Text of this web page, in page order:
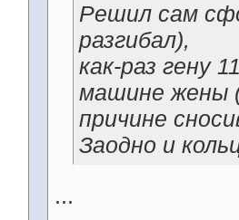
Решил сам
разгибал),
как-раз гену
машине жены
причине
Заодно и
...